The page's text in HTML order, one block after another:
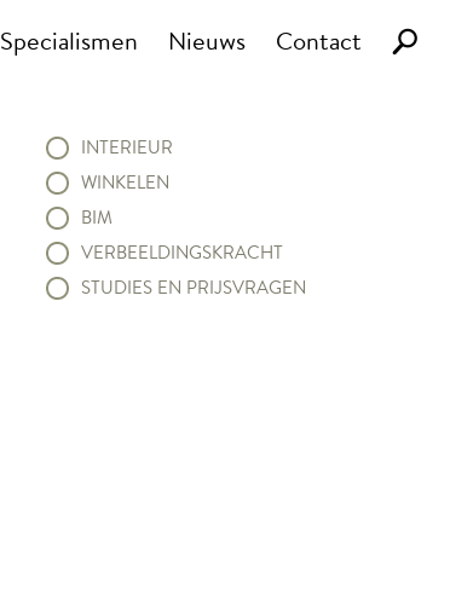
Specialismen Nieuws Contact
INTERIEUR
WINKELEN
BIM
VERBEELDINGSKRACHT
STUDIES EN PRIJSVRAGEN